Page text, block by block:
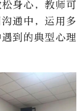
身心，教师可
通中，运用多
到的典型心理